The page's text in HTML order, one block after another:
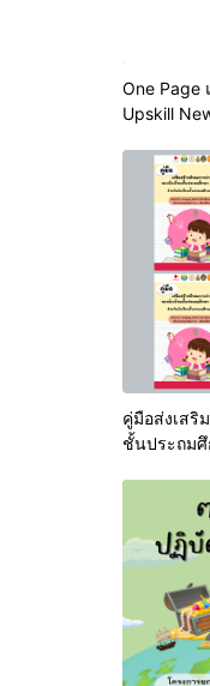
One Page
Upskill
คู่มือส่งเสริ
ชั้นประถม